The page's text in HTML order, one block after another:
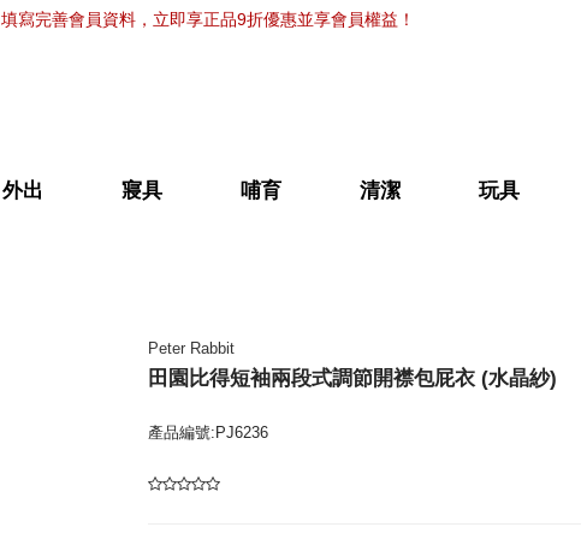
填寫完善會員資料，立即享正品9折優惠並享會員權益！
外出 寢具 哺育 清潔 玩具
Peter Rabbit
田園比得短袖兩段式調節開襟包屁衣 (水晶紗)
產品編號:PJ6236